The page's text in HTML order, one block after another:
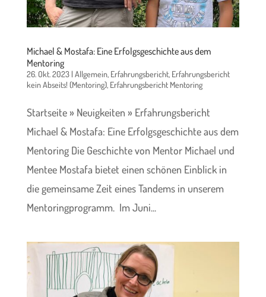
Michael & Mostafa: Eine Erfolgsgeschichte aus dem
Mentoring
26. Okt. 2023| Allgemein, Erfahrungsbericht, Erfahrungsbericht
kein Abseits! (Mentoring), Erfahrungsbericht Mentoring
Startseite » Neuigkeiten » Erfahrungsbericht
Michael & Mostafa: Eine Erfolgsgeschichte aus dem
Mentoring Die Geschichte von Mentor Michael und
Mentee Mostafa bietet einen schönen Einblick in
die gemeinsame Zeit eines Tandems in unserem
Mentoringprogramm. Im Juni...